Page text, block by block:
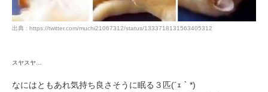
出典 : https://twitter.com/muchi21067312/status/1333718131563405312
スヤスヤ…
なにはともあれ気持ち良さそうに眠る３匹(´ｪ｀*)